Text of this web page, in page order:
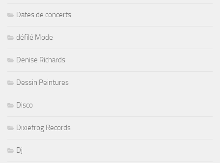
Dates de concerts
défilé Mode
Denise Richards
Dessin Peintures
Disco
Dixiefrog Records
Dj